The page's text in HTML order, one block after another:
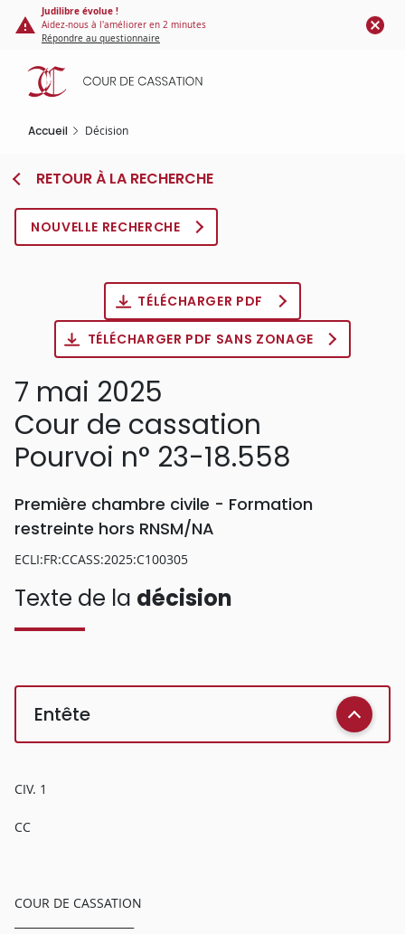
Panneau de gestion des cookies
contenu
principal
Judilibre évolue !
Aidez-nous à l'améliorer en 2 minutes
Répondre au questionnaire
Accueil Décision
RETOUR À LA RECHERCHE
NOUVELLE RECHERCHE
TÉLÉCHARGER PDF
TÉLÉCHARGER PDF SANS ZONAGE
7 mai 2025
Cour de cassation
Pourvoi n° 23-18.558
Première chambre civile - Formation
restreinte hors RNSM/NA
ECLI:FR:CCASS:2025:C100305
Texte de la décision
Entête
CIV. 1
CC
COUR DE CASSATION